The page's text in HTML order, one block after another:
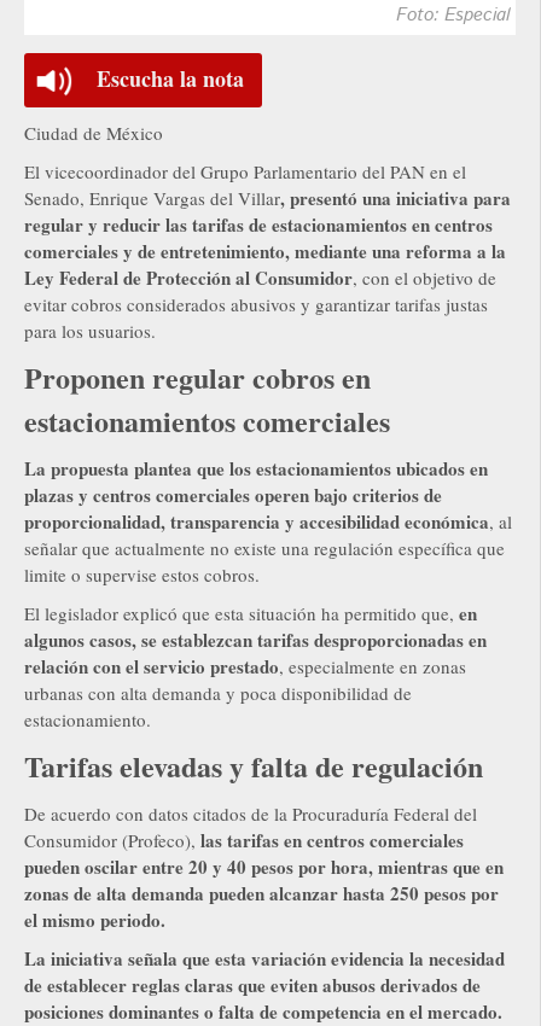
Foto: Especial
Escucha la nota
Ciudad de México
El vicecoordinador del Grupo Parlamentario del PAN en el
Senado, Enrique Vargas del Villar, presentó una iniciativa para
regular y reducir las tarifas de estacionamientos en centros
comerciales y de entretenimiento, mediante una reforma a la
Ley Federal de Protección al Consumidor, con el objetivo de
evitar cobros considerados abusivos y garantizar tarifas justas
para los usuarios.
Proponen regular cobros en
estacionamientos comerciales
La propuesta plantea que los estacionamientos ubicados en
plazas y centros comerciales operen bajo criterios de
proporcionalidad, transparencia y accesibilidad económica, al
señalar que actualmente no existe una regulación específica que
limite o supervise estos cobros.
El legislador explicó que esta situación ha permitido que, en
algunos casos, se establezcan tarifas desproporcionadas en
relación con el servicio prestado, especialmente en zonas
urbanas con alta demanda y poca disponibilidad de
estacionamiento.
Tarifas elevadas y falta de regulación
De acuerdo con datos citados de la Procuraduría Federal del
Consumidor (Profeco), las tarifas en centros comerciales
pueden oscilar entre 20 y 40 pesos por hora, mientras que en
zonas de alta demanda pueden alcanzar hasta 250 pesos por
el mismo periodo.
La iniciativa señala que esta variación evidencia la necesidad
de establecer reglas claras que eviten abusos derivados de
posiciones dominantes o falta de competencia en el mercado.